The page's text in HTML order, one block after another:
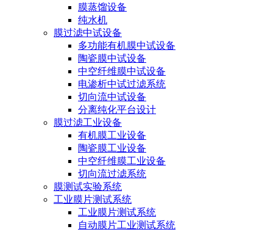
膜蒸馏设备
纯水机
膜过滤中试设备
多功能有机膜中试设备
陶瓷膜中试设备
中空纤维膜中试设备
电渗析中试过滤系统
切向流中试设备
分离纯化平台设计
膜过滤工业设备
有机膜工业设备
陶瓷膜工业设备
中空纤维膜工业设备
切向流过滤系统
膜测试实验系统
工业膜片测试系统
工业膜片测试系统
自动膜片工业测试系统